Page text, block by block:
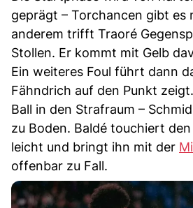
geprägt – Torchancen gibt es
anderem trifft Traoré
Stollen. Er kommt mit Gelb
Ein weiteres Foul führt dann
Fähndrich auf den Punkt
Ball in den Strafraum –
zu Boden. Baldé touchiert
leicht und bringt ihn mit der
offenbar zu Fall.